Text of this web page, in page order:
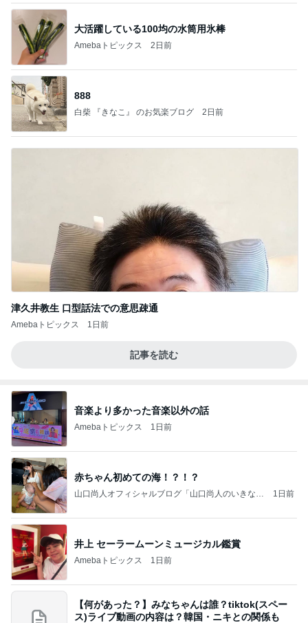
大活躍している100均の水筒用氷棒
Amebaトピックス 2日前
888
白柴 『きなこ』 のお気楽ブログ 2日前
津久井教生 口型話法での意思疎通
Amebaトピックス 1日前
記事を読む
音楽より多かった音楽以外の話
Amebaトピックス 1日前
赤ちゃん初めての海！？！？
山口尚人オフィシャルブログ「山口尚人のいきなり
1日前
井上 セーラームーンミュージカル鑑賞
Amebaトピックス 1日前
【何があった？】みなちゃんは誰？tiktok(スペー
ス)ライブ動画の内容は？韓国・ニキとの関係も